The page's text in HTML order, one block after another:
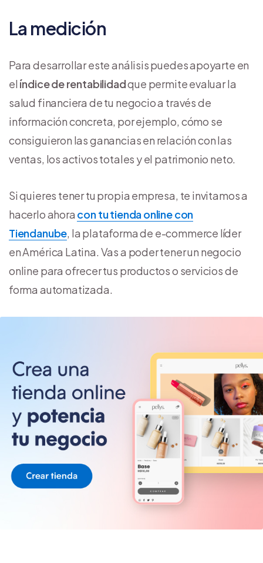
La medición
Para desarrollar este análisis puedes apoyarte en
el índice de rentabilidadque permite evaluar la
salud financiera de tu negocio a través de
información concreta, por ejemplo, cómo se
consiguieron las ganancias en relación con las
ventas, los activos totales y el patrimonio neto.
Si quieres tener tu propia empresa, te invitamos a
hacerlo ahora con tu tienda online con
Tiendanube, la plataforma de e-commerce líder
en América Latina. Vas a poder tener un negocio
online para ofrecer tus productos o servicios de
forma automatizada.